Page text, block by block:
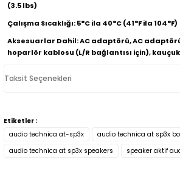
(3.5 lbs)
Çalışma Sıcaklığı: 5°C ila 40°C (41°F ila 104°F)
Aksesuarlar Dahil: AC adaptörü, AC
hoparlör kablosu (L/R bağlantısı için),
Taksit Seçenekleri
Etiketler :
audio technica at-sp3x
audio technica at sp3x
audio technica at sp3x speakers
speaker aktif